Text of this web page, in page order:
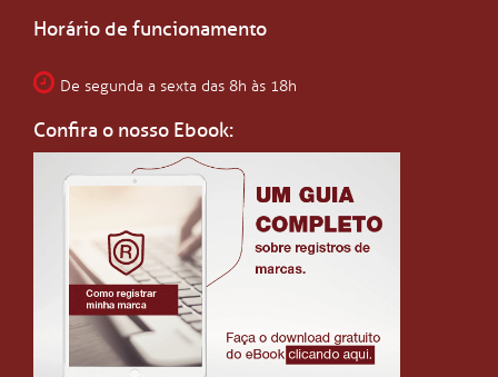
Horário de funcionamento
De segunda a sexta das 8h às 18h
Confira o nosso Ebook: